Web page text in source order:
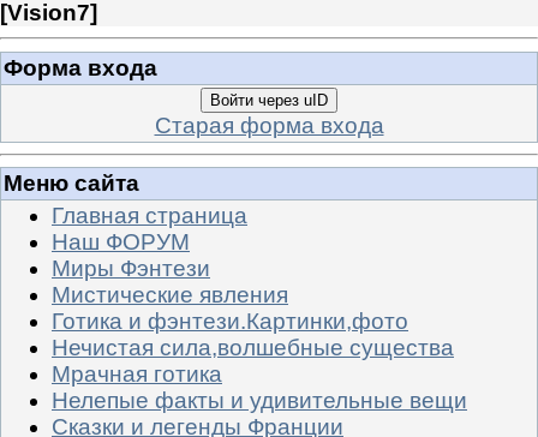
[Vision7]
Форма входа
Войти через uID
Старая форма входа
Меню сайта
Главная страница
Наш ФОРУМ
Миры Фэнтези
Мистические явления
Готика и фэнтези.Картинки,фото
Нечистая сила,волшебные существа
Мрачная готика
Нелепые факты и удивительные вещи
Сказки и легенды Франции